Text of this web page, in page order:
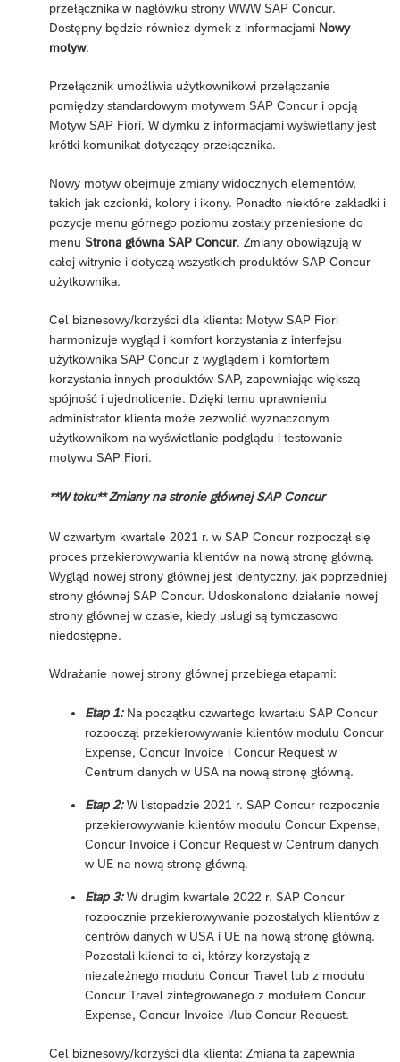
przełącznika w nagłówku strony WWW SAP Concur.
Dostępny będzie również dymek z informacjami Nowy
motyw.
Przełącznik umożliwia użytkownikowi przełączanie
pomiędzy standardowym motywem SAP Concur i opcją
Motyw SAP Fiori. W dymku z informacjami wyświetlany jest
krótki komunikat dotyczący przełącznika.
Nowy motyw obejmuje zmiany widocznych elementów,
takich jak czcionki, kolory i ikony. Ponadto niektóre zakładki i
pozycje menu górnego poziomu zostały przeniesione do
menu Strona główna SAP Concur. Zmiany obowiązują w
całej witrynie i dotyczą wszystkich produktów SAP Concur
użytkownika.
Cel biznesowy/korzyści dla klienta: Motyw SAP Fiori
harmonizuje wygląd i komfort korzystania z interfejsu
użytkownika SAP Concur z wyglądem i komfortem
korzystania innych produktów SAP, zapewniając większą
spójność i ujednolicenie. Dzięki temu uprawnieniu
administrator klienta może zezwolić wyznaczonym
użytkownikom na wyświetlanie podglądu i testowanie
motywu SAP Fiori.
**W toku** Zmiany na stronie głównej SAP Concur
W czwartym kwartale 2021 r. w SAP Concur rozpoczął się
proces przekierowywania klientów na nową stronę główną.
Wygląd nowej strony głównej jest identyczny, jak poprzedniej
strony głównej SAP Concur. Udoskonalono działanie nowej
strony głównej w czasie, kiedy usługi są tymczasowo
niedostępne.
Wdrażanie nowej strony głównej przebiega etapami:
Etap 1:Na początku czwartego kwartału SAP Concur
rozpoczął przekierowywanie klientów modułu Concur
Expense, Concur Invoice i Concur Request w
Centrum danych w USA na nową stronę główną.
Etap 2:W listopadzie 2021 r. SAP Concur rozpocznie
przekierowywanie klientów modułu Concur Expense,
Concur Invoice i Concur Request w Centrum danych
w UE na nową stronę główną.
Etap 3:W drugim kwartale 2022 r. SAP Concur
rozpocznie przekierowywanie pozostałych klientów z
centrów danych w USA i UE na nową stronę główną.
Pozostali klienci to ci, którzy korzystają z
niezależnego modułu Concur Travel lub z modułu
Concur Travel zintegrowanego z modułem Concur
Expense, Concur Invoice i/lub Concur Request.
Cel biznesowy/korzyści dla klienta: Zmiana ta zapewnia